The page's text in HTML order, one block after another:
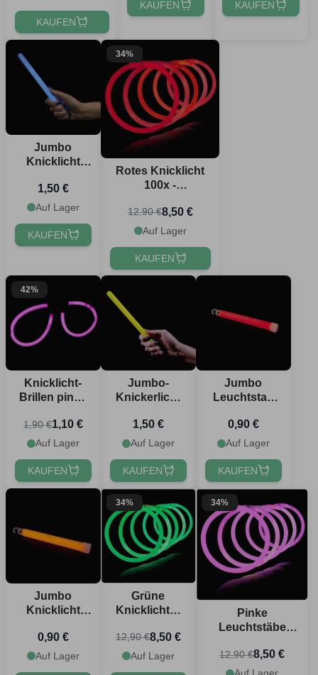
KAUFEN
KAUFEN KAUFEN
Jumbo
Knicklicht
cm
1,50 €
Auf Lager
KAUFEN
34%
Rotes Knicklicht
100x -
Armband
12,90 €8,50 €
Auf Lager
KAUFEN
42%
Knicklicht-
Brillen pink -
1,90 €1,10 €
Auf Lager
KAUFEN
Jumbo-
Knickerlicht
cm
1,50 €
Auf Lager
KAUFEN
Jumbo
Leuchtstab
cm
0,90 €
Auf Lager
KAUFEN
Jumbo
Knicklicht
1,5x15 cm
0,90 €
Auf Lager
34%
Grüne
Knicklichter
Leuchtende
Armbänder
12,90 €8,50 €
Auf Lager
34%
Pinke
Leuchtstäbe
Selbstleuchtende
Armbänder
12,90 €8,50 €